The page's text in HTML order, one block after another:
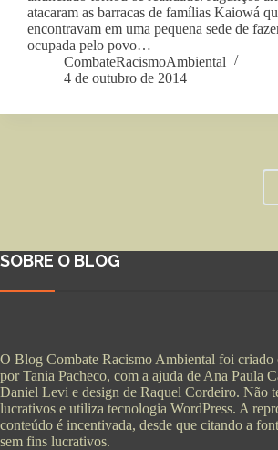
atacaram as barracas de famílias Kaiowá
encontravam em uma pequena sede de
ocupada pelo povo…
CombateRacismoAmbiental
4 de outubro de 2014
SOBRE O BLOG
O Blog Combate Racismo Ambiental foi criado
por Tania Pacheco, com a ajuda de Ana Paula
Daniel Levi e design de Raquel Cordeiro. Não
lucrativos e utiliza tecnologia WordPress. A
conteúdo é incentivada, desde que citando a
sem fins lucrativos.